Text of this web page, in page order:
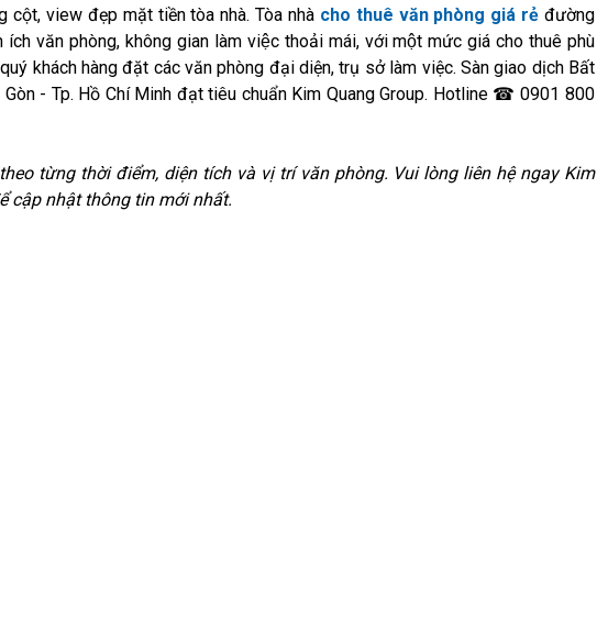
cột, view đẹp mặt tiền tòa nhà. Tòa nhà cho thuê văn phòng giá rẻ đường
ích văn phòng, không gian làm việc thoải mái, với một mức giá cho thuê phù
khách hàng đặt các văn phòng đại diện, trụ sở làm việc. Sàn giao dịch Bất
- Tp. Hồ Chí Minh đạt tiêu chuẩn Kim Quang Group. Hotline ☎ 0901 800
từng thời điểm, diện tích và vị trí văn phòng. Vui lòng liên hệ ngay Kim
cập nhật thông tin mới nhất.